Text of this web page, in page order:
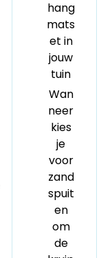
hang
mats
et in
jouw
tuin
Wan
neer
kies
je
voor
zand
spuit
en
om
de